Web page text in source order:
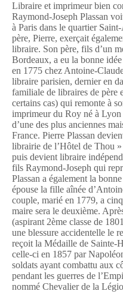
Libraire et imprimeur bien
Raymond-Joseph Plassan
à Paris dans le quartier
père, Pierre, exerçait
libraire. Son père, fils d’un
Bordeaux, a eu la bonne
en 1775 chez Antoine-
libraire parisien, dernier en
familiale de libraires de père
certains cas) qui remonte à
imprimeur du Roy né à
d’une des plus anciennes
France. Pierre Plassan
librairie de l’Hôtel de Thou »
puis devient libraire
fils Raymond-Joseph qui
Plassan a également la
épouse la fille aînée
couple, marié en 1779, a
maire sera le deuxième.
(aspirant 2ème classe de
une blessure accidentelle le
reçoit la Médaille de Sainte-
celle-ci en 1857 par
soldats ayant combattu aux
pendant les guerres de
nommé Chevalier de la